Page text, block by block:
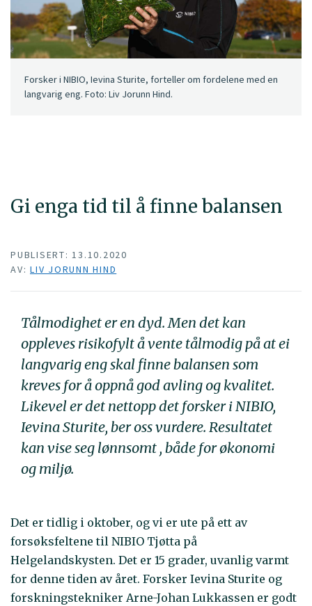
Gi enga tid til å finne balansen
Forsker i NIBIO, Ievina Sturite, forteller om fordelene med en
langvarig eng. Foto: Liv Jorunn Hind.
PUBLISERT: 13.10.2020
AV: LIV JORUNN HIND
Tålmodighet er en dyd. Men det kan
oppleves risikofylt å vente tålmodig på at ei
langvarig eng skal finne balansen som
kreves for å oppnå god avling og kvalitet.
Likevel er det nettopp det forsker i NIBIO,
Ievina Sturite, ber oss vurdere. Resultatet
kan vise seg lønnsomt , både for økonomi
og miljø.
Det er tidlig i oktober, og vi er ute på ett av
forsøksfeltene til NIBIO Tjøtta på
Helgelandskysten. Det er 15 grader, uvanlig varmt
for denne tiden av året. Forsker Ievina Sturite og
forskningstekniker Arne-Johan Lukkassen er godt